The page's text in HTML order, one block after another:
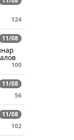
124
11/08
100
11/08
56
11/08
102